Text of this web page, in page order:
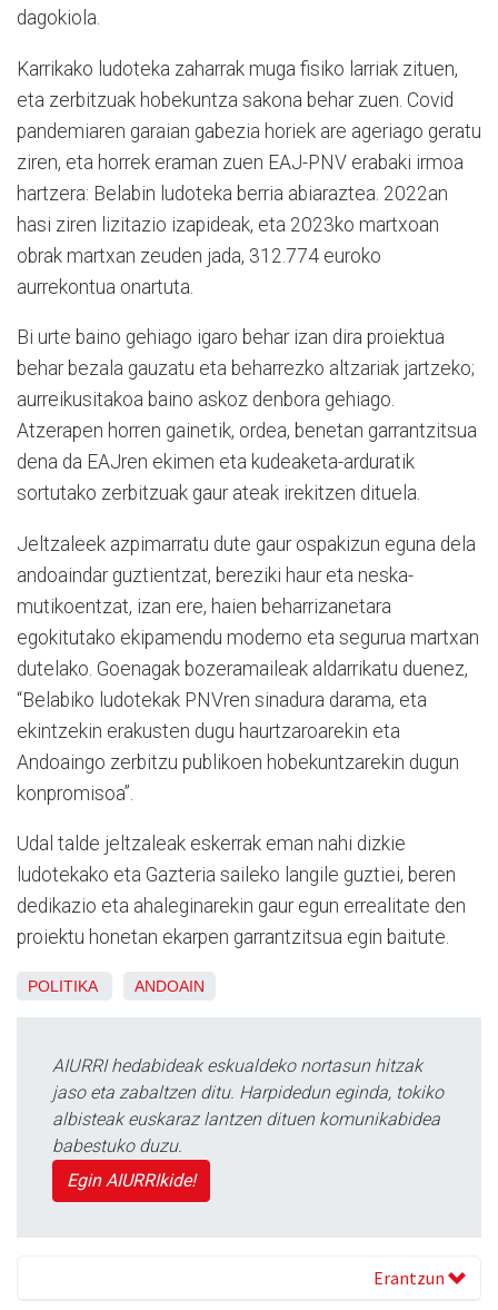
dagokiola.
Karrikako ludoteka zaharrak muga fisiko larriak zituen,
eta zerbitzuak hobekuntza sakona behar zuen. Covid
pandemiaren garaian gabezia horiek are ageriago geratu
ziren, eta horrek eraman zuen EAJ-PNV erabaki irmoa
hartzera: Belabin ludoteka berria abiaraztea. 2022an
hasi ziren lizitazio izapideak, eta 2023ko martxoan
obrak martxan zeuden jada, 312.774 euroko
aurrekontua onartuta.
Bi urte baino gehiago igaro behar izan dira proiektua
behar bezala gauzatu eta beharrezko altzariak jartzeko;
aurreikusitakoa baino askoz denbora gehiago.
Atzerapen horren gainetik, ordea, benetan garrantzitsua
dena da EAJren ekimen eta kudeaketa-arduratik
sortutako zerbitzuak gaur ateak irekitzen dituela.
Jeltzaleek azpimarratu dute gaur ospakizun eguna dela
andoaindar guztientzat, bereziki haur eta neska-
mutikoentzat, izan ere, haien beharrizanetara
egokitutako ekipamendu moderno eta segurua martxan
dutelako. Goenagak bozeramaileak aldarrikatu duenez,
“Belabiko ludotekak PNVren sinadura darama, eta
ekintzekin erakusten dugu haurtzaroarekin eta
Andoaingo zerbitzu publikoen hobekuntzarekin dugun
konpromisoa”.
Udal talde jeltzaleak eskerrak eman nahi dizkie
ludotekako eta Gazteria saileko langile guztiei, beren
dedikazio eta ahaleginarekin gaur egun errealitate den
proiektu honetan ekarpen garrantzitsua egin baitute.
POLITIKA ANDOAIN
AIURRI hedabideak eskualdeko nortasun hitzak
jaso eta zabaltzen ditu. Harpidedun eginda, tokiko
albisteak euskaraz lantzen dituen komunikabidea
babestuko duzu.
Egin AIURRIkide!
Erantzun